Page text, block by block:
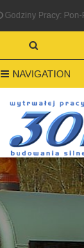
Godziny Pracy: Pon-
NAVIGATION